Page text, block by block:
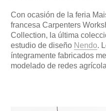
Con ocasión de la feria
francesa Carpenters
Collection, la última
estudio de diseño Nendo.
íntegramente fabricados
modelado de redes